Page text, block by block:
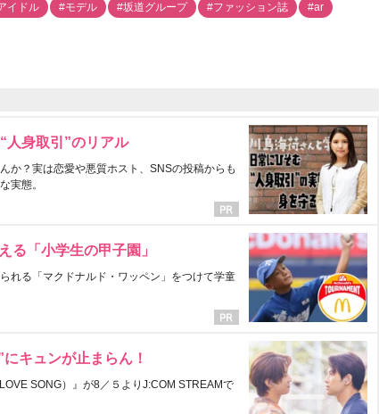
イドル #モデル #坂道グループ #ファッション誌 #ar
人身取引”のリアル
か？実は恋愛や悪質ホスト、SNSの投稿からも
実態。
る「小学生の甲子園」
れる「マクドナルド・ワッペン」をつけて学童
キュンが止まらん！
SONG）』が8／５よりJ:COM STREAMで